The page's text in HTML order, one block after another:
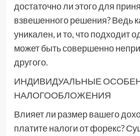
достаточно ли этого для
взвешенного решения? Ведь
уникален, и то, что подходит
может быть совершенно
другого.
ИНДИВИДУАЛЬНЫЕ
НАЛОГООБЛОЖЕНИЯ
Влияет ли размер вашего
платите налоги от форекс?